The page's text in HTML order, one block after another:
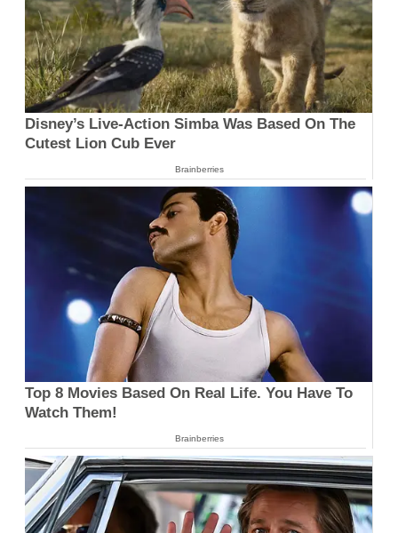
Disney’s Live-Action Simba Was Based On The
Cutest Lion Cub Ever
Brainberries
Top 8 Movies Based On Real Life. You Have To
Watch Them!
Brainberries